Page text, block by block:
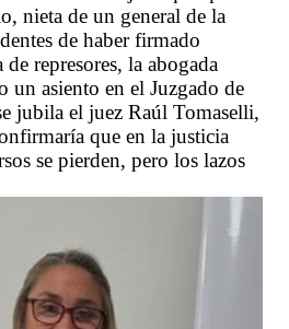
nieta de un general de la
de haber firmado
represores, la abogada
un asiento en el Juzgado de
jubila el juez Raúl Tomaselli,
que en la justicia
se pierden, pero los lazos